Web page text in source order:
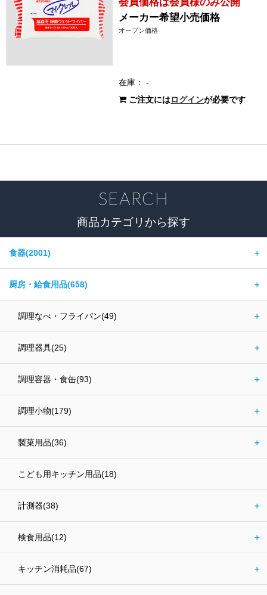
メーカー希望小売価格
オープン価格
在庫： -
ご注文にはログインが必要です
SEARCH
商品カテゴリから探す
食器(2001) ＋
厨房・給食用品(658) ＋
調理なべ・フライパン(49) ＋
調理器具(25) ＋
調理容器・食缶(93) ＋
調理小物(179) ＋
製菓用品(36) ＋
こども用キッチン用品(18)
計測器(38) ＋
検食用品(12) ＋
キッチン消耗品(67) ＋